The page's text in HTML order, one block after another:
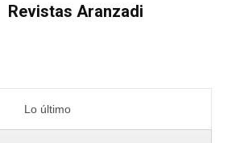
Revistas Aranzadi
Lo último